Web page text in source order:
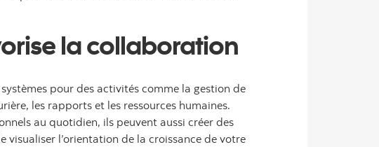
la collaboration
pour des activités comme la gestion de
les rapports et les ressources humaines.
au quotidien, ils peuvent aussi créer des
visualiser l’orientation de la croissance de votre